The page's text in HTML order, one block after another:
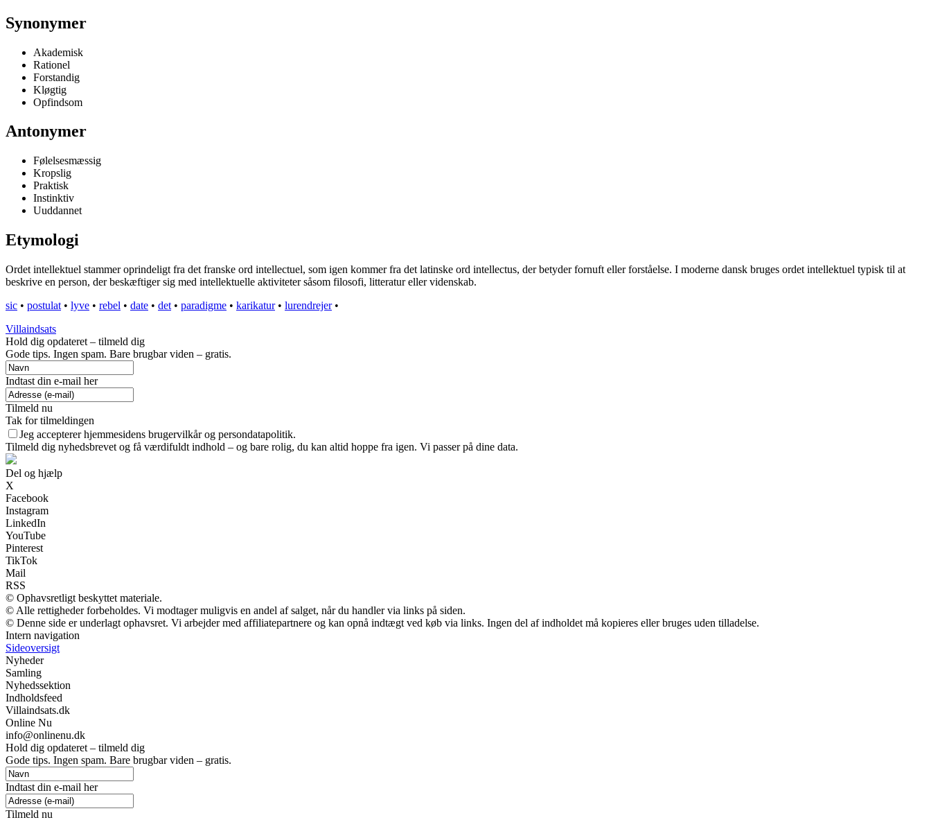
Synonymer
Akademisk
Rationel
Forstandig
Kløgtig
Opfindsom
Antonymer
Følelsesmæssig
Kropslig
Praktisk
Instinktiv
Uuddannet
Etymologi
Ordet intellektuel stammer oprindeligt fra det franske ord intellectuel, som igen kommer fra det latinske ord intellectus, der betyder fornuft eller forståelse. I moderne dansk bruges ordet intellektuel typisk til at
beskrive en person, der beskæftiger sig med intellektuelle aktiviteter såsom filosofi, litteratur eller videnskab.
sic • postulat • lyve • rebel • date • det • paradigme • karikatur• lurendrejer•
Villaindsats
Hold dig opdateret – tilmeld dig
Gode tips. Ingen spam. Bare brugbar viden – gratis.
Indtast din e-mail her
Tilmeld nu
Tak for tilmeldingen
Jeg accepterer hjemmesidens brugervilkår og persondatapolitik.
Tilmeld dig nyhedsbrevet og få værdifuldt indhold – og bare rolig, du kan altid hoppe fra igen. Vi passer på dine data.
Del og hjælp
X
Facebook
Instagram
LinkedIn
YouTube
Pinterest
TikTok
Mail
RSS
© Ophavsretligt beskyttet materiale.
© Alle rettigheder forbeholdes. Vi modtager muligvis en andel af salget, når du handler via links på siden.
© Denne side er underlagt ophavsret. Vi arbejder med affiliatepartnere og kan opnå indtægt ved køb via links. Ingen del af indholdet må kopieres eller bruges uden tilladelse.
Intern navigation
Sideoversigt
Nyheder
Samling
Nyhedssektion
Indholdsfeed
Villaindsats.dk
Online Nu
info@onlinenu.dk
Hold dig opdateret – tilmeld dig
Gode tips. Ingen spam. Bare brugbar viden – gratis.
Indtast din e-mail her
Tilmeld nu